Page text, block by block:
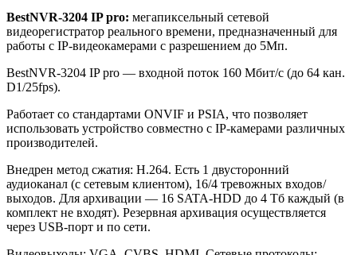
BestNVR-3204 IP pro: мегапиксельный сетевой
видеорегистратор реального времени, предназначенный для
работы с IP-видеокамерами с разрешением до 5Мп.
BestNVR-3204 IP pro — входной поток 160 Мбит/с (до 64 кан.
D1/25fps).
Работает со стандартами ONVIF и PSIA, что позволяет
использовать устройство совместно с IP-камерами различных
производителей.
Внедрен метод сжатия: Н.264. Есть 1 двусторонний
аудиоканал (с сетевым клиентом), 16/4 тревожных входов/
выходов. Для архивации — 16 SATA-HDD до 4 Тб каждый (в
комплект не входят). Резервная архивация осуществляется
через USB-порт и по сети.